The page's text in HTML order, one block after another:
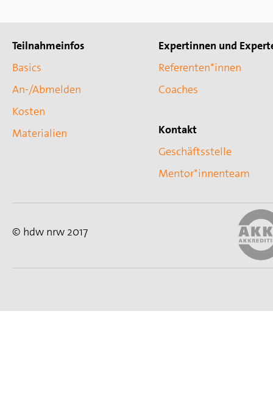
Teilnahmeinfos
Basics
An-/Abmelden
Kosten
Materialien
Expertinnen und
Referenten*innen
Coaches
Kontakt
Geschäftsstelle
Mentor*innenteam
© hdw nrw 2017